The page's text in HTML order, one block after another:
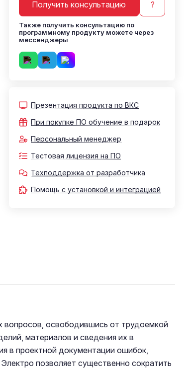
Получить консультацию ?
Также получить консультацию по
программному продукту можете через
мессенджеры
Презентация продукта по ВКС
При покупке ПО обучение в подарок
Персональный менеджер
Тестовая лицензия на ПО
Техподдержка от разработчика
Помощь с установкой и интеграцией
вопросов, освободившись от трудоемкой
материалов и сведения их в
в проектной документации ошибок,
позволяет существенно сократить